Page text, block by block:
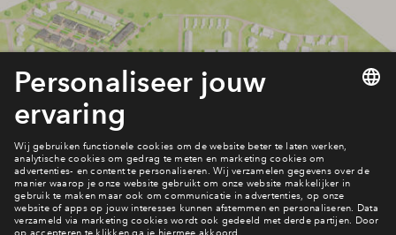
Welke woning kies je?